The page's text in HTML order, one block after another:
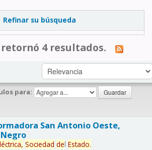
Refinar su búsqueda
4 resultados.
para:
San Antonio Oeste,
Sociedad del Estado.